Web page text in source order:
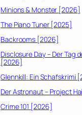
Minions & Monster [2026]
The Piano Tuner [2025]
Backrooms [2026]
Disclosure Day – Der Tag
[2026]
Glennkill: Ein Schafskrimi
Der Astronaut – Project
Crime 101 [2026]